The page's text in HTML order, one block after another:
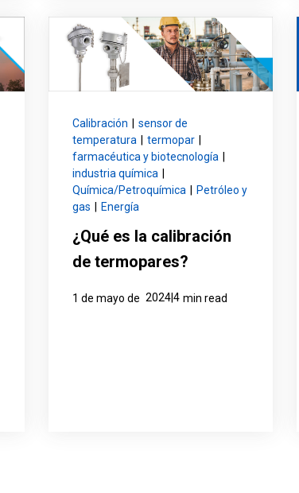
Calibración
sensor de
temperatura
termopar
farmacéutica y biotecnología
industria química
Química/Petroquímica
Petróleo y
gas
Energía
¿Qué es la calibración
de termopares?
1 de mayo de 2024|4 min read